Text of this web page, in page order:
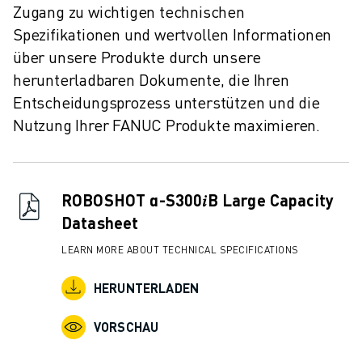
Zugang zu wichtigen technischen
Spezifikationen und wertvollen Informationen
über unsere Produkte durch unsere
herunterladbaren Dokumente, die Ihren
Entscheidungsprozess unterstützen und die
Nutzung Ihrer FANUC Produkte maximieren.
ROBOSHOT α-S300𝑖B Large Capacity
Datasheet
LEARN MORE ABOUT TECHNICAL SPECIFICATIONS
HERUNTERLADEN
VORSCHAU